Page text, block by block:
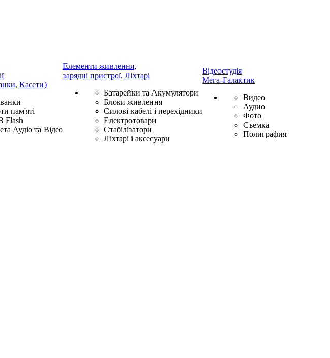
Касети)
пам'яті
Flash
Аудіо та Відео
Елементи живлення,
зарядні пристрої, Ліхтарі
Батарейки та Акумулятори
Блоки живлення
Силові кабелі і перехідники
Електротовари
Стабілізатори
Ліхтарі і аксесуари
Відеостудія
Мега-Галактик
Видео
Аудио
Фото
Съемка
Полиграфия